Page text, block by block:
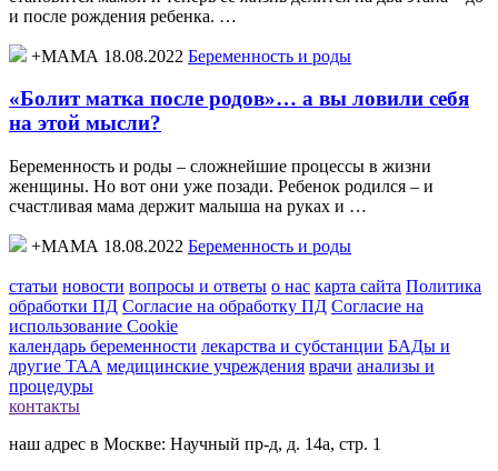
и после рождения ребенка. …
+МАМА 18.08.2022 Беременность и роды
«Болит матка после родов»… а вы ловили себя
на этой мысли?
Беременность и роды – сложнейшие процессы в жизни
женщины. Но вот они уже позади. Ребенок родился – и
счастливая мама держит малыша на руках и …
+МАМА 18.08.2022 Беременность и роды
статьи новости вопросы и ответы о нас карта сайта Политика
обработки ПД Согласие на обработку ПД Согласие на
использование Cookie
календарь беременности лекарства и субстанции БАДы и
другие ТАА медицинские учреждения врачи анализы и
процедуры
контакты
наш адрес в Москве: Научный пр-д, д. 14а, стр. 1